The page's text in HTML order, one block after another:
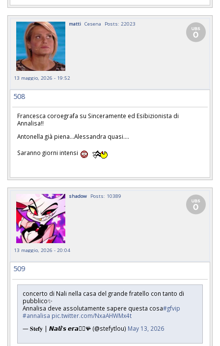
matti Cesena Posts: 22023
13 maggio, 2026 - 19:52
508
Francesca coroegrafa su Sinceramente ed Esibizionista di
Annalisa!!
Antonella già piena...Alessandra quasi....
Saranno giorni intensi
shadow Posts: 10389
13 maggio, 2026 - 20:04
509
concerto di Nali nella casa del grande fratello con tanto di
pubblico✨
Annalisa deve assolutamente sapere questa cosa#gfvip
#annalisa pic.twitter.com/NxaAHWMx4t
— 𝐒𝐭𝐞𝐟𝐲 | 𝙉𝙖𝙡𝙞’𝙨 𝙚𝙧𝙖🐦‍🔥🪸 (@stefytlou) May 13, 2026